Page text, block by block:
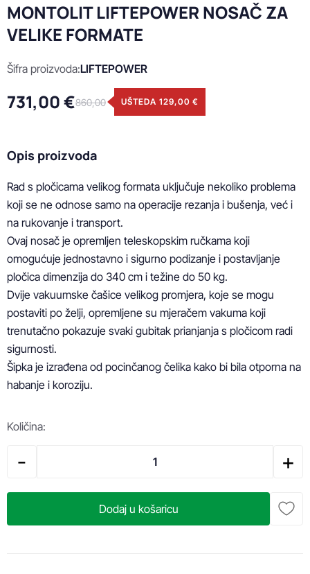
MONTOLIT LIFTEPOWER NOSAČ ZA
VELIKE FORMATE
Šifra proizvoda:LIFTEPOWER
731,00 €860,00 UŠTEDA 129,00 €
Opis proizvoda
Rad s pločicama velikog formata uključuje nekoliko problema
koji se ne odnose samo na operacije rezanja i bušenja, već i
na rukovanje i transport.
Ovaj nosač je opremljen teleskopskim ručkama koji
omogućuje jednostavno i sigurno podizanje i postavljanje
pločica dimenzija do 340 cm i težine do 50 kg.
Dvije vakuumske čašice velikog promjera, koje se mogu
postaviti po želji, opremljene su mjeračem vakuma koji
trenutačno pokazuje svaki gubitak prianjanja s pločicom radi
sigurnosti.
Šipka je izrađena od pocinčanog čelika kako bi bila otporna na
habanje i koroziju.
Količina:
- +
Dodaj u košaricu